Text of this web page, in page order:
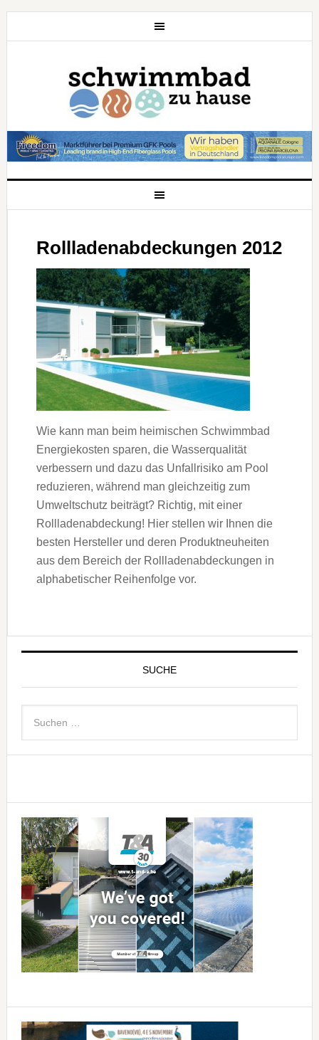
Rollladenabdeckungen 2012
Wie kann man beim heimischen Schwimmbad
Energiekosten sparen, die Wasserqualität
verbessern und dazu das Unfallrisiko am Pool
reduzieren, während man gleichzeitig zum
Umweltschutz beiträgt? Richtig, mit einer
Rollladenabdeckung! Hier stellen wir Ihnen die
besten Hersteller und deren Produktneuheiten
aus dem Bereich der Rollladenabdeckungen in
alphabetischer Reihenfolge vor.
SUCHE